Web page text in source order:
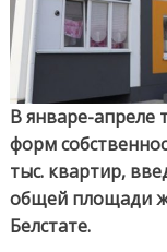
В январе-апреле
форм
тыс. квартир,
общей площади
Белстате.